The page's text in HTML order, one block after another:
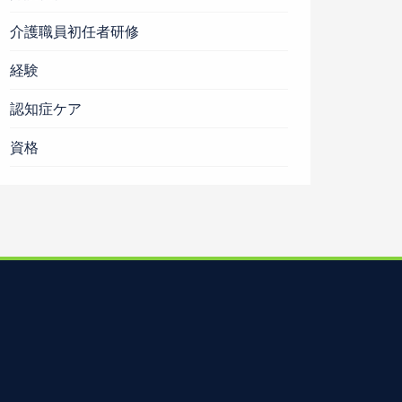
介護職員初任者研修
経験
認知症ケア
資格